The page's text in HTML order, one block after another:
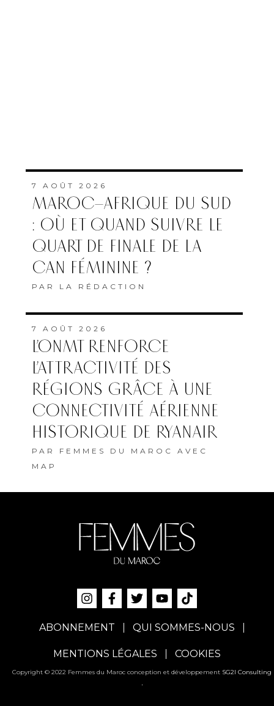
7 AOÛT 2026
MAROC–AFRIQUE DU SUD
: OÙ ET QUAND SUIVRE LE
QUART DE FINALE DE LA
CAN FÉMININE ?
PAR LA RÉDACTION
7 AOÛT 2026
L’ONMT RENFORCE
L’ATTRACTIVITÉ DES
RÉGIONS GRÂCE À UNE
CONNECTIVITÉ AÉRIENNE
HISTORIQUE DE RYANAIR
PAR FEMMES DU MAROC AVEC
MAP
ABONNEMENT QUI SOMMES-NOUS
MENTIONS LÉGALES COOKIES
Copyright © 2022 Femmes du Maroc conception et développement SG2I Consulting